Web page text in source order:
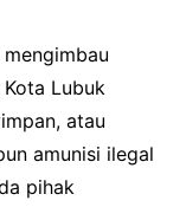
Lubuk
atau
amunisi ilegal
pihak